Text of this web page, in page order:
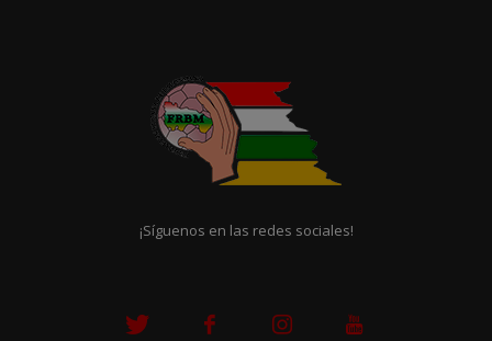
¡Síguenos en las redes sociales!